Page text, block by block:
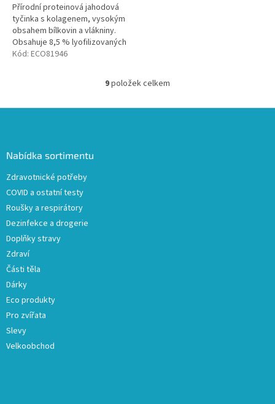
Přírodní proteinová jahodová
tyčinka s kolagenem, vysokým
obsahem bílkovin a vlákniny.
Obsahuje 8,5 % lyofilizovaných
malin a 1 000mg kolagenu Zalitá
Kód: ECO81946
O
l
9položek celkem
Nabídka sortimentu
Zdravotnické potřeby
COVID a ostatní testy
Roušky a respirátory
Dezinfekce a drogerie
Doplňky stravy
Zdraví
Části těla
Dárky
Eco produkty
Pro zvířata
Slevy
Velkoobchod